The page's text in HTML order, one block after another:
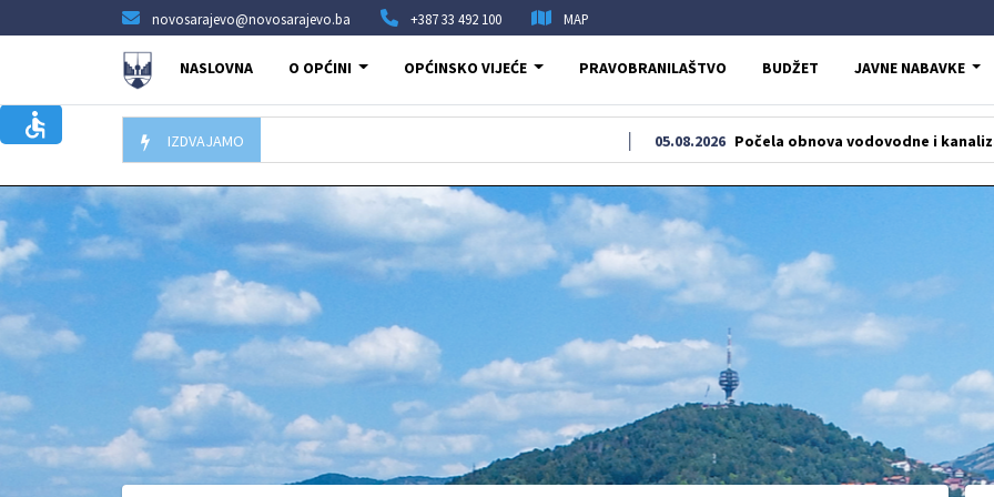
novosarajevo@novosarajevo.ba +387 33 492 100 MAP
NASLOVNA O OPĆINI OPĆINSKO VIJEĆE PRAVOBRANILAŠTVO BUDŽET JAVNE NABAVKE
IZDVAJAMO Počela obnova vodovodne i kanalizacione